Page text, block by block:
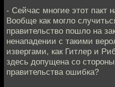
- Сейчас многие этот пакт
Вообще как могло
правительство пошло на
ненападении с такими
извергами, как Гитлер и
здесь допущена со стороны
правительства ошибка?